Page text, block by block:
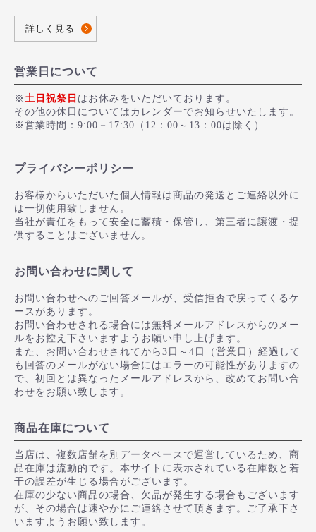
詳しく見る
営業日について
※ 土日祝祭日 はお休みをいただいております。
その他の休日についてはカレンダーでお知らせいたします。
※営業時間：9:00－17:30（12：00～13：00は除く）
プライバシーポリシー
お客様からいただいた個人情報は商品の発送とご連絡以外に
は一切使用致しません。
当社が責任をもって安全に蓄積・保管し、第三者に譲渡・提
供することはございません。
お問い合わせに関して
お問い合わせへのご回答メールが、受信拒否で戻ってくるケ
ースがあります。
お問い合わせされる場合には無料メールアドレスからのメー
ルをお控え下さいますようお願い申し上げます。
また、お問い合わせされてから3日～4日（営業日）経過して
も回答のメールがない場合にはエラーの可能性がありますの
で、初回とは異なったメールアドレスから、改めてお問い合
わせをお願い致します。
商品在庫について
当店は、複数店舗を別データベースで運営しているため、商
品在庫は流動的です。本サイトに表示されている在庫数と若
干の誤差が生じる場合がございます。
在庫の少ない商品の場合、欠品が発生する場合もございます
が、その場合は速やかにご連絡させて頂きます。ご了承下さ
いますようお願い致します。